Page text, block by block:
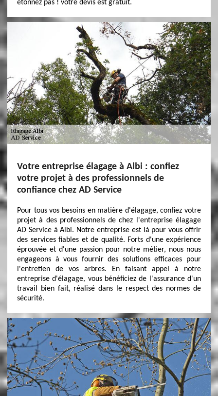
étonnez pas ! votre devis est gratuit.
Votre entreprise élagage à Albi : confiez
votre projet à des professionnels de
confiance chez AD Service
Pour tous vos besoins en matière d'élagage, confiez votre
projet à des professionnels de chez l'entreprise élagage
AD Service à Albi. Notre entreprise est là pour vous offrir
des services fiables et de qualité. Forts d'une expérience
éprouvée et d'une passion pour notre métier, nous nous
engageons à vous fournir des solutions efficaces pour
l'entretien de vos arbres. En faisant appel à notre
entreprise d'élagage, vous bénéficiez de l'assurance d'un
travail bien fait, réalisé dans le respect des normes de
sécurité.